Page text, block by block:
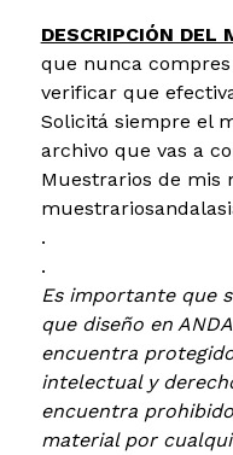
DESCRIPCIÓN DEL
que nunca
verificar que
Solicitá siempre el
archivo que vas a
Muestrarios de mis
.
.
Es importante que
que diseño en
encuentra
intelectual y
encuentra
material por